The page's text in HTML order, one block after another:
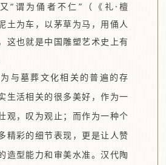
“谓为俑者不仁”（《礼·檀
土为车，以茅草为马，用俑人
这也就是中国雕塑艺术史上有
与墓葬文化相关的普遍的存
生活相关的很多美好，作为一
观，叹为观止；而作为一种个
精彩的细节表现，更是让人赞
造型能力和审美水准。汉代陶